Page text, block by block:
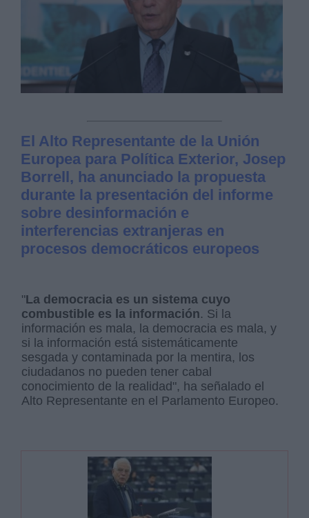
El Alto Representante de la Unión
Europea para Política Exterior, Josep
Borrell, ha anunciado la propuesta
durante la presentación del informe
sobre desinformación e
interferencias extranjeras en
procesos democráticos europeos
"La democracia es un sistema cuyo
combustible es la información. Si la
información es mala, la democracia es mala, y
si la información está sistemáticamente
sesgada y contaminada por la mentira, los
ciudadanos no pueden tener cabal
conocimiento de la realidad", ha señalado el
Alto Representante en el Parlamento Europeo.